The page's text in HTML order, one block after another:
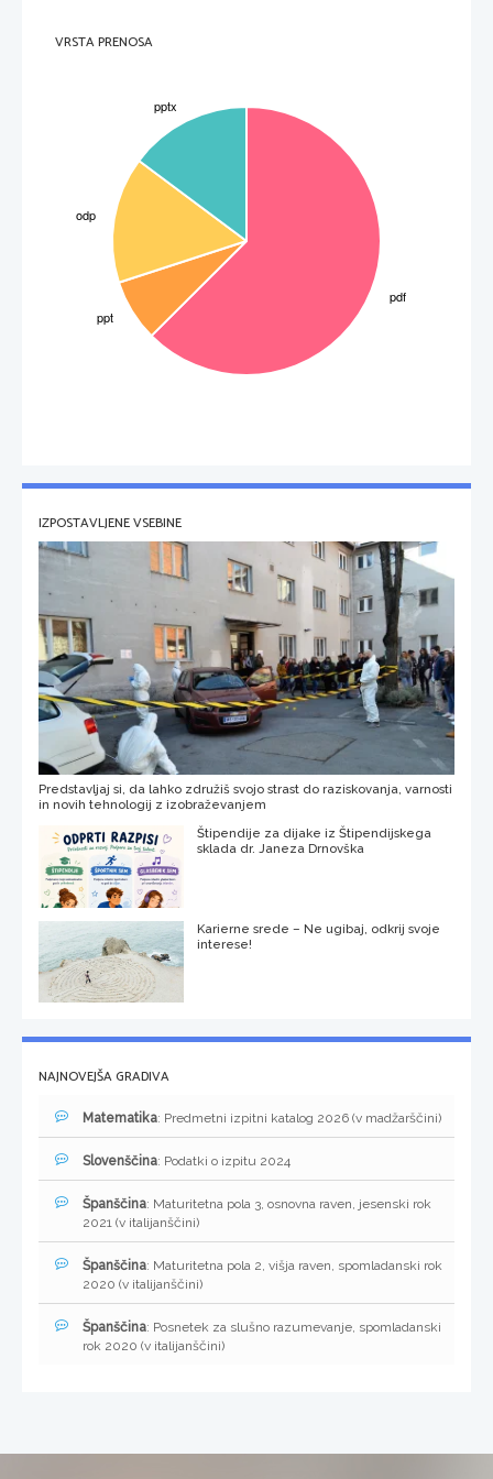
VRSTA PRENOSA
IZPOSTAVLJENE VSEBINE
Predstavljaj si, da lahko združiš svojo strast do raziskovanja, varnosti
in novih tehnologij z izobraževanjem
Štipendije za dijake iz Štipendijskega
sklada dr. Janeza Drnovška
Karierne srede – Ne ugibaj, odkrij svoje
interese!
NAJNOVEJŠA GRADIVA
Matematika: Predmetni izpitni katalog 2026 (v madžarščini)
Slovenščina: Podatki o izpitu 2024
Španščina: Maturitetna pola 3, osnovna raven, jesenski rok
2021 (v italijanščini)
Španščina: Maturitetna pola 2, višja raven, spomladanski rok
2020 (v italijanščini)
Španščina: Posnetek za slušno razumevanje, spomladanski
rok 2020 (v italijanščini)